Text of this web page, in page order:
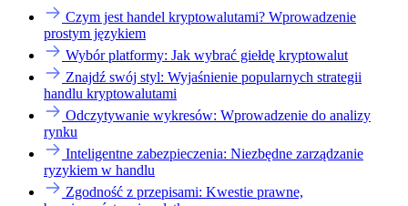
Czym jest handel kryptowalutami? Wprowadzenie
prostym językiem
Wybór platformy: Jak wybrać giełdę kryptowalut
Znajdź swój styl: Wyjaśnienie popularnych strategii
handlu kryptowalutami
Odczytywanie wykresów: Wprowadzenie do analizy
rynku
Inteligentne zabezpieczenia: Niezbędne zarządzanie
ryzykiem w handlu
Zgodność z przepisami: Kwestie prawne,